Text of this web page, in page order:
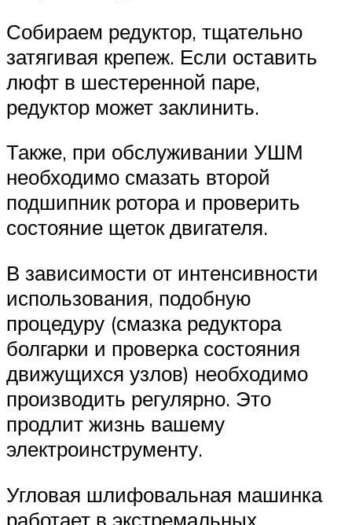
Собираем редуктор, тщательно
затягивая крепеж. Если оставить
люфт в шестеренной паре,
редуктор может заклинить.
Также, при обслуживании УШМ
необходимо смазать второй
подшипник ротора и проверить
состояние щеток двигателя.
В зависимости от интенсивности
использования, подобную
процедуру (смазка редуктора
болгарки и проверка состояния
движущихся узлов) необходимо
производить регулярно. Это
продлит жизнь вашему
электроинструменту.
Угловая шлифовальная машинка
работает в экстремальных